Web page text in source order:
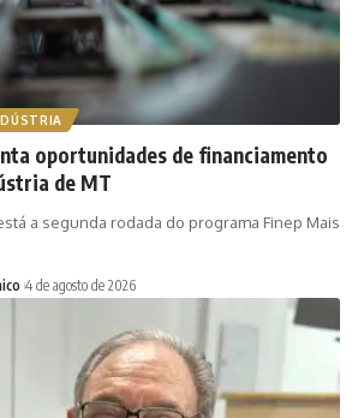
oportunidades de financiamento
de MT
a segunda rodada do programa Finep Mais
4 de agosto de 2026